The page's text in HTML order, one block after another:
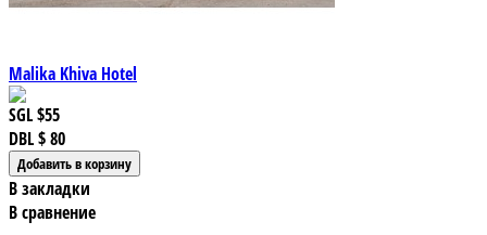
Malika Khiva Hotel
SGL$55
DBL$ 80
В закладки
В сравнение